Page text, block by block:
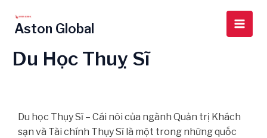
content
Aston Global
Main
Du Học Thuỵ Sĩ
Du học Thụy Sĩ – Cái nôi của ngành Quản trị Khách
sạn và Tài chính Thụy Sĩ là một trong những quốc